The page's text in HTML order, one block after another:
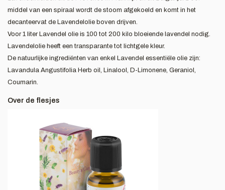
middel van een spiraal wordt de stoom afgekoeld en komt in het
decanteervat de Lavendelolie boven drijven.
Voor 1 liter Lavendel olie is 100 tot 200 kilo bloeiende lavendel nodig.
Lavendelolie heeft een transparante tot lichtgele kleur.
De natuurlijke ingrediënten van enkel Lavendel essentiële olie zijn:
Lavandula Angustifolia Herb oil, Linalool, D-Limonene, Geraniol,
Coumarin.
Over de flesjes